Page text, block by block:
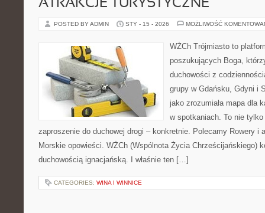
ATRAKCJE TURYSTYCZNE
POSTED BY ADMIN STY - 15 - 2026 MOŻLIWOŚĆ
WŻCh Trójmiasto to
poszukujących Boga,
duchowości z
grupy w Gdańsku, Gdyni i
jako zrozumiała mapa dla
w spotkaniach. To nie
zaproszenie do duchowej drogi – konkretnie. Polecamy Rowery i
Morskie opowieści. WŻCh (Wspólnota Życia Chrześcijańskiego)
duchowością ignacjańską. I właśnie ten […]
CATEGORIES: WINA I WINNICE